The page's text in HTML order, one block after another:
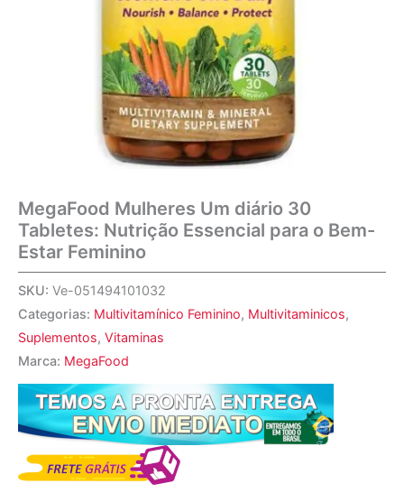
MegaFood Mulheres Um diário 30
Tabletes: Nutrição Essencial para o Bem-
Estar Feminino
SKU: Ve-051494101032
Categorias: Multivitamínico Feminino, Multivitaminicos,
Suplementos, Vitaminas
Marca: MegaFood